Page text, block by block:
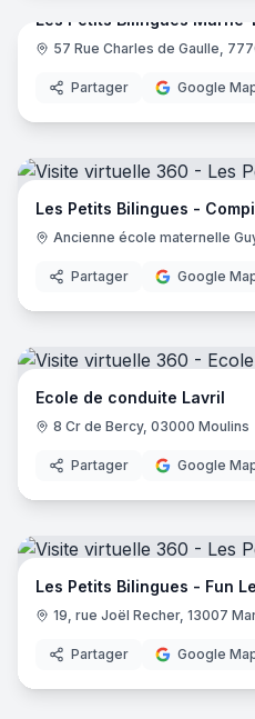
57 Rue Charles de Gaulle,
Partager Google
Les Petits Bilingues -
Partager Google
Ecole de conduite Lavril
8 Cr de Bercy, 03000 Moulins
Partager Google
Les Petits Bilingues - Fun
19, rue Joël Recher, 13007
Partager Google